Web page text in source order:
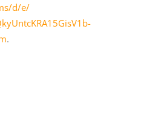
d/e/
tcKRA15GisV1b-
.